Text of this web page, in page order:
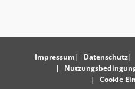
Impressum Datenschutz
Cookie